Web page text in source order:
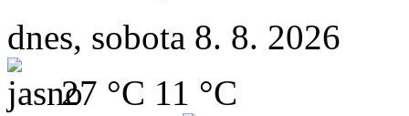
dnes, sobota 8. 8. 2026
27 °C 11 °C